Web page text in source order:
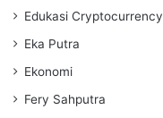
Edukasi Cryptocurrency
Eka Putra
Ekonomi
Fery Sahputra